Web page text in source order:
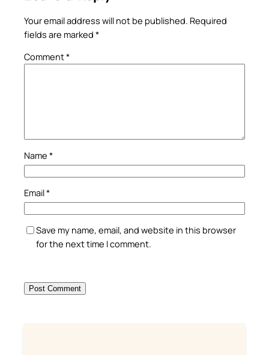
Your email address will not be published. Required
fields are marked *
Comment*
Name *
Email*
Save my name, email, and website in this browser
for the next time I comment.